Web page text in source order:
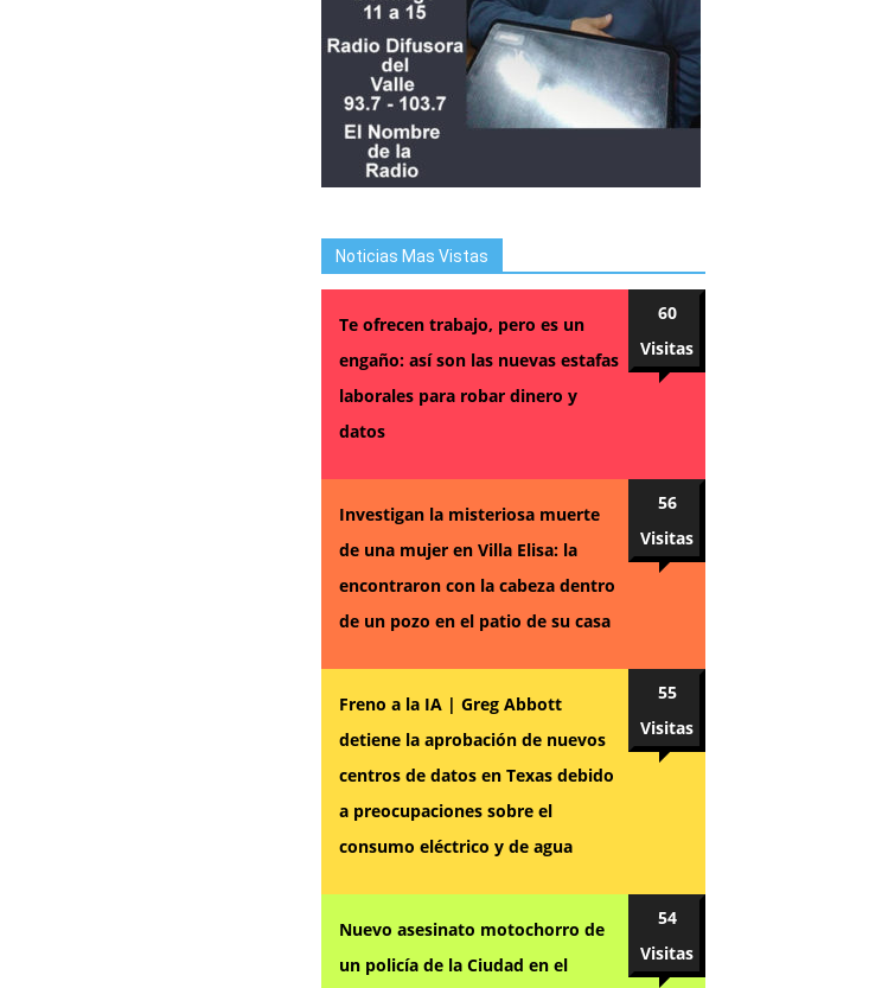
Noticias Mas Vistas
Te ofrecen trabajo, pero es un
engaño: así son las nuevas estafas
laborales para robar dinero y
datos
60
Visitas
Investigan la misteriosa muerte
de una mujer en Villa Elisa: la
encontraron con la cabeza dentro
de un pozo en el patio de su casa
56
Visitas
Freno a la IA | Greg Abbott
detiene la aprobación de nuevos
centros de datos en Texas debido
a preocupaciones sobre el
consumo eléctrico y de agua
55
Visitas
Nuevo asesinato motochorro de
un policía de la Ciudad en el
54
Visitas